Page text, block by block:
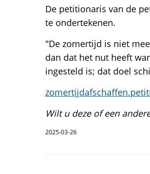
De petitionaris van de
te ondertekenen.
"De zomertijd is niet
dan dat het nut heeft
ingesteld is; dat doel
Wilt u deze of een
2025-03-26